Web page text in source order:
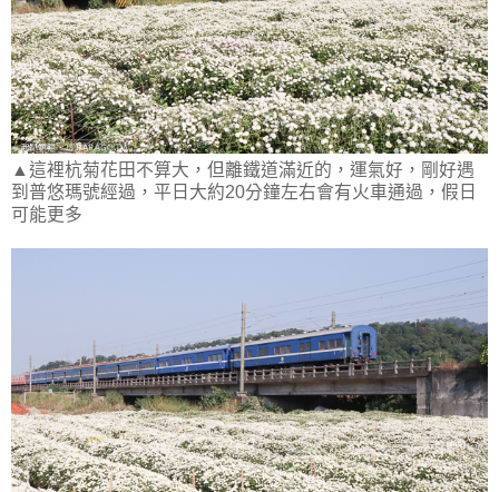
▲這裡杭菊花田不算大，但離鐵道滿近的，運氣好，剛好遇
到普悠瑪號經過，平日大約20分鐘左右會有火車通過，假日
可能更多